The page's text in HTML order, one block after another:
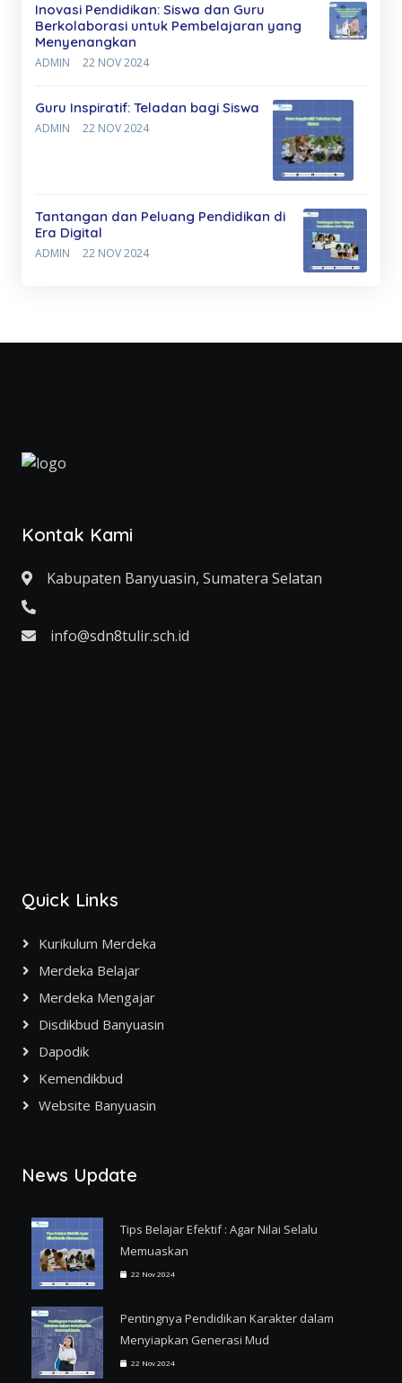
Inovasi Pendidikan: Siswa dan Guru
Berkolaborasi untuk Pembelajaran yang
Menyenangkan
ADMIN 22 NOV 2024
Guru Inspiratif: Teladan bagi Siswa
ADMIN 22 NOV 2024
Tantangan dan Peluang Pendidikan di
Era Digital
ADMIN 22 NOV 2024
Kontak Kami
Kabupaten Banyuasin, Sumatera Selatan
info@sdn8tulir.sch.id
Quick Links
Kurikulum Merdeka
Merdeka Belajar
Merdeka Mengajar
Disdikbud Banyuasin
Dapodik
Kemendikbud
Website Banyuasin
News Update
Tips Belajar Efektif : Agar Nilai Selalu
Memuaskan
22 Nov 2024
Pentingnya Pendidikan Karakter dalam
Menyiapkan Generasi Mud
22 Nov 2024